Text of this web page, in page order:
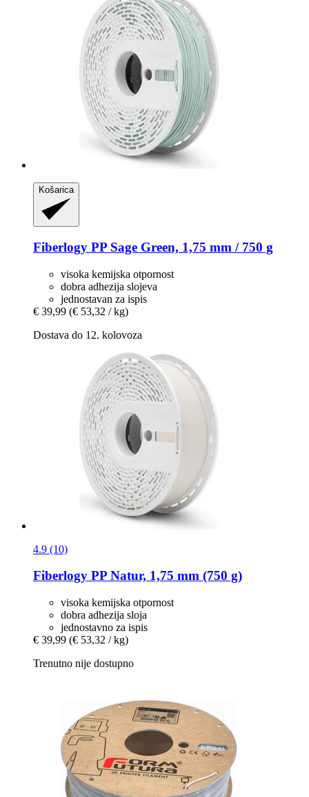
Košarica
Fiberlogy PP Sage Green, 1,75 mm / 750 g
visoka kemijska otpornost
dobra adhezija slojeva
jednostavan za ispis
€ 39,99 (€ 53,32 / kg)
Dostava do 12. kolovoza
4.9 (10)
Fiberlogy PP Natur, 1,75 mm (750 g)
visoka kemijska otpornost
dobra adhezija sloja
jednostavno za ispis
€ 39,99 (€ 53,32 / kg)
Trenutno nije dostupno